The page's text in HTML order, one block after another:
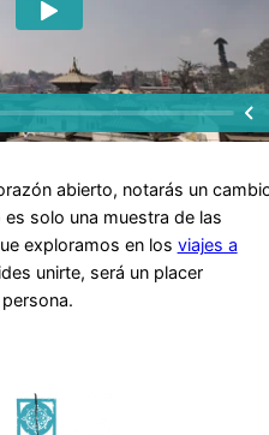
abierto, notarás un
solo una muestra de las
exploramos en los viajes a
unirte, será un placer